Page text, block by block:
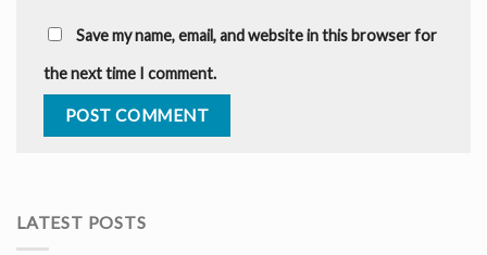
Save my name, email, and website in this browser for
the next time I comment.
LATEST POSTS